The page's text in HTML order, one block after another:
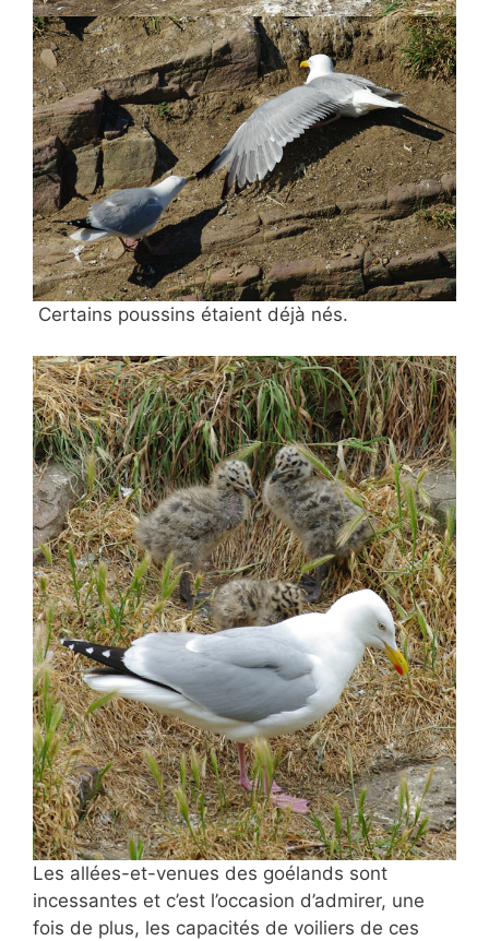
Certains poussins étaient déjà nés.
Les allées-et-venues des goélands sont
incessantes et c’est l’occasion d’admirer, une
fois de plus, les capacités de voiliers de ces